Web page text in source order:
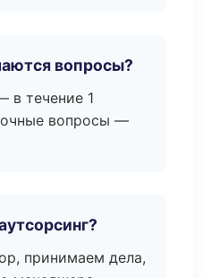
вопросы?
в течение 1
вопросы —
принимаем дела,